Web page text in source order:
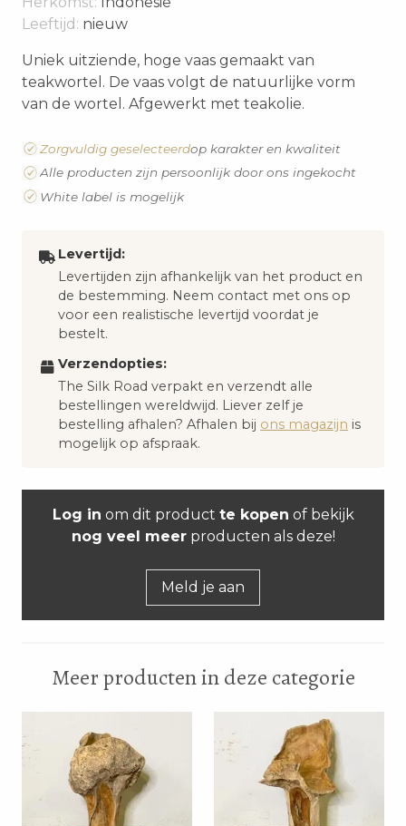
Leeftijd: nieuw
Uniek uitziende, hoge vaas gemaakt van
teakwortel. De vaas volgt de natuurlijke vorm
van de wortel. Afgewerkt met teakolie.
Zorgvuldig geselecteerdop karakter en kwaliteit
Alle producten zijn persoonlijk door ons ingekocht
White label is mogelijk
Levertijd:
Levertijden zijn afhankelijk van het product en
de bestemming. Neem contact met ons op
voor een realistische levertijd voordat je
bestelt.
Verzendopties:
The Silk Road verpakt en verzendt alle
bestellingen wereldwijd. Liever zelf je
bestelling afhalen? Afhalen bij ons magazijn is
mogelijk op afspraak.
Log in om dit product te kopen of bekijk
nog veel meerproducten als deze!
Meld je aan
Meer producten in deze categorie